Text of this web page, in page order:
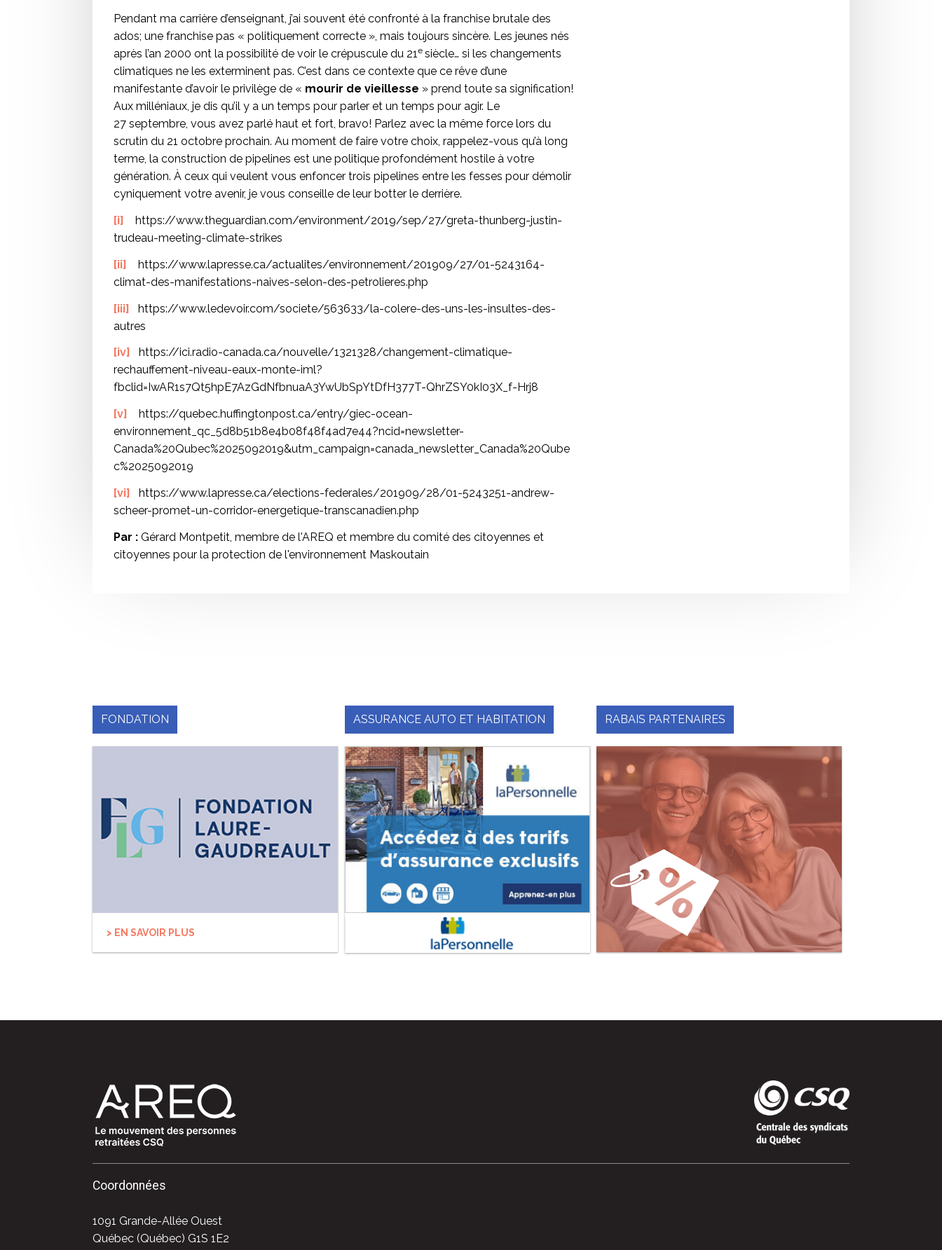
Pendant ma carrière d’enseignant, j’ai souvent été confronté à la franchise brutale des
ados; une franchise pas « politiquement correcte », mais toujours sincère. Les jeunes nés
après l’an 2000 ont la possibilité de voir le crépuscule du 21e siècle… si les changements
climatiques ne les exterminent pas. C’est dans ce contexte que ce rêve d’une
manifestante d’avoir le privilège de « mourir de vieillesse » prend toute sa signification!
Aux milléniaux, je dis qu’il y a un temps pour parler et un temps pour agir. Le
27 septembre, vous avez parlé haut et fort, bravo! Parlez avec la même force lors du
scrutin du 21 octobre prochain. Au moment de faire votre choix, rappelez-vous qu’à long
terme, la construction de pipelines est une politique profondément hostile à votre
génération. À ceux qui veulent vous enfoncer trois pipelines entre les fesses pour démolir
cyniquement votre avenir, je vous conseille de leur botter le derrière.
[i] https://www.theguardian.com/environment/2019/sep/27/greta-thunberg-justin-
trudeau-meeting-climate-strikes
[ii] https://www.lapresse.ca/actualites/environnement/201909/27/01-5243164-
climat-des-manifestations-naives-selon-des-petrolieres.php
[iii] https://www.ledevoir.com/societe/563633/la-colere-des-uns-les-insultes-des-
autres
[iv]
https://ici.radio-canada.ca/nouvelle/1321328/changement-climatique-
rechauffement-niveau-eaux-monte-iml?
fbclid=IwAR1s7Qt5hpE7AzGdNfbnuaA3YwUbSpYtDfH377T-QhrZSY0kI03X_f-Hrj8
[v]
https://quebec.huffingtonpost.ca/entry/giec-ocean-
environnement_qc_5d8b51b8e4b08f48f4ad7e44?ncid=newsletter-
Canada%20Qubec%2025092019&utm_campaign=canada_newsletter_Canada%20Qube
c%2025092019
[vi] https://www.lapresse.ca/elections-federales/201909/28/01-5243251-andrew-
scheer-promet-un-corridor-energetique-transcanadien.php
Par : Gérard Montpetit, membre de l'AREQ et membre du comité des citoyennes et
citoyennes pour la protection de l'environnement Maskoutain
FONDATION
> EN SAVOIR PLUS
ASSURANCE AUTO ET HABITATION RABAIS PARTENAIRES
Coordonnées
1091 Grande-Allée Ouest
Québec (Québec) G1S 1E2